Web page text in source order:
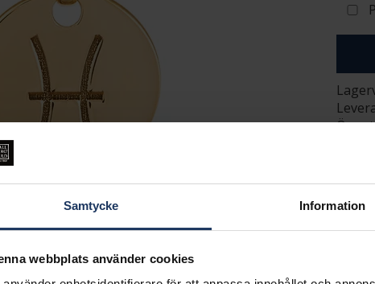
Samtycke Information
webbplats använder cookies